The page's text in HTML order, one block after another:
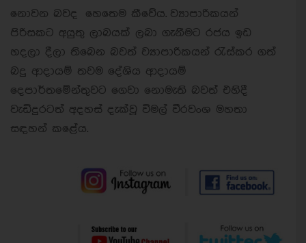
නොවන බවද හෙතෙම කීවේය. ව්‍යාපාරිකයන්
පිරිසකට අයුතු ලාබයක් ලබා ගැනීමට රජය ඉඩ
හදලා දීලා තිබෙන බවත් ව්‍යාපාරිකයන් රැස්කර ගත්
බදු ආදායම් තවම දේශිය ආදායම්
දෙපාර්තමේන්තුවට ගෙවා නොමැති බවත් එහිදී
වැඩිදුරටත් අදහස් දැක්වූ විමල් වීරවංශ මහතා
සඳහන් කළේය.